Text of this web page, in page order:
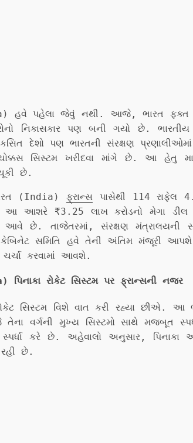
હવે પહેલા જેવું નથી. આજે, ભારત ફક્ત
નિકાસકાર પણ બની ગયો છે. ભારતીય
દેશો પણ ભારતની સંરક્ષણ
સિસ્ટમ ખરીદવા માંગે છે. આ હેતુ
છે.
(India) ફ્રાન્સ પાસેથી 114 રાફેલ
આશરે ₹3.25 લાખ કરોડનો મેગા ડીલ છે.
આવે છે. તાજેતરમાં, સંરક્ષણ
કેબિનેટ સમિતિ હવે તેની અંતિમ મંજૂરી
ચર્ચા કરવામાં આવશે.
રોકેટ સિસ્ટમ પર ફ્રાન્સની નજર
સિસ્ટમ વિશે વાત કરી રહ્યા છીએ.
વર્ગની મુખ્ય સિસ્ટમો સાથે મજબૂત
સ્પર્ધા કરે છે. અહેવાલો અનુસાર,
છે.